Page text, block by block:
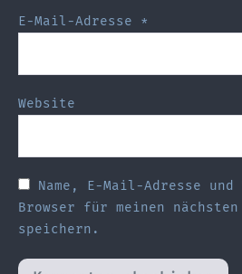
E-Mail-Adresse *
Website
Name, E-Mail-Adresse
Browser für meinen nächsten
speichern.